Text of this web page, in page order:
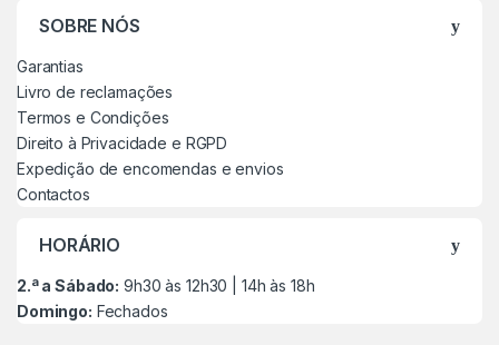
SOBRE NÓS
Garantias
Livro de reclamações
Termos e Condições
Direito à Privacidade e RGPD
Expedição de encomendas e envios
Contactos
HORÁRIO
2.ª a Sábado: 9h30 às 12h30 | 14h às 18h
Domingo: Fechados